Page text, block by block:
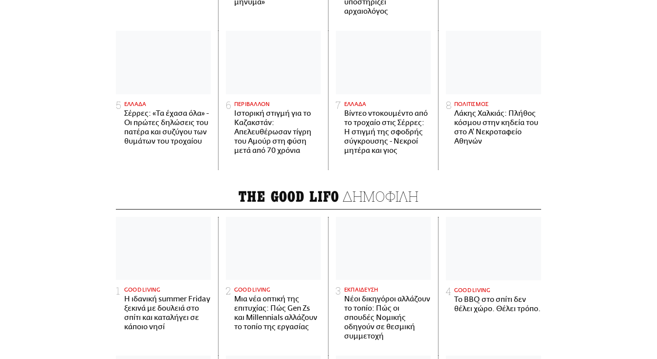
μήνυμα»
υποστηρίζει
αρχαιολόγος
ΕΛΛΑΔΑ
Σέρρες: «Τα έχασα όλα» -
Οι πρώτες δηλώσεις του
πατέρα και συζύγου των
θυμάτων του τροχαίου
ΠΕΡΙΒΑΛΛΟΝ
Ιστορική στιγμή για το
Καζακστάν:
Απελευθέρωσαν τίγρη
του Αμούρ στη φύση
μετά από 70 χρόνια
ΕΛΛΑΔΑ
Βίντεο ντοκουμέντο από
το τροχαίο στις Σέρρες:
Η στιγμή της σφοδρής
σύγκρουσης - Νεκροί
μητέρα και γιος
ΠΟΛΙΤΙΣΜΟΣ
Λάκης Χαλκιάς: Πλήθος
κόσμου στην κηδεία του
στο Α' Νεκροταφείο
Αθηνών
THE GOOD LIFO ΔΗΜΟΦΙΛΗ
GOOD LIVING
Η ιδανική summer Friday
ξεκινά με δουλειά στο
σπίτι και καταλήγει σε
κάποιο νησί
GOOD LIVING
Μια νέα οπτική της
επιτυχίας: Πώς Gen Zs
και Millennials αλλάζουν
το τοπίο της εργασίας
ΕΚΠΑΙΔΕΥΣΗ
Νέοι δικηγόροι αλλάζουν
το τοπίο: Πώς οι
σπουδές Νομικής
οδηγούν σε θεσμική
συμμετοχή
GOOD LIVING
Το BBQ στο σπίτι δεν
θέλει χώρο. Θέλει τρόπο.